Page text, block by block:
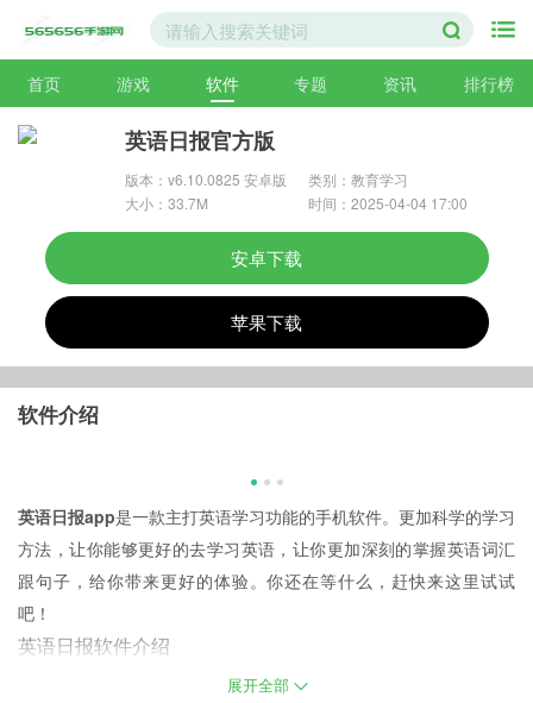
首页 游戏 软件 专题 资讯 排行榜
英语日报官方版
版本：v6.10.0825 安卓版
类别：教育学习
大小：33.7M
时间：2025-04-04 17:00
安卓下载
苹果下载
软件介绍
英语日报app是一款主打英语学习功能的手机软件。更加科学的学习
方法，让你能够更好的去学习英语，让你更加深刻的掌握英语词汇
跟句子，给你带来更好的体验。你还在等什么，赶快来这里试试
吧！
英语日报软件介绍
英语日报软件涵盖高中、英语三级、英语四级、英语六级、考研、
展开全部